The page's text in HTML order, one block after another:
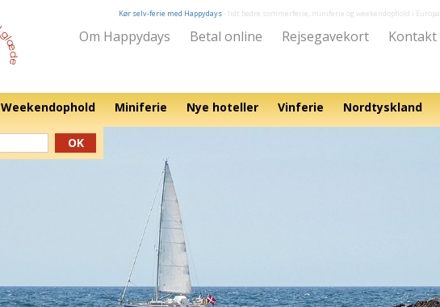
Kør selv-ferie med Happydays - lidt bedre sommerferie, miniferie og weekendophold i Europa
Om Happydays Betal online Rejsegavekort Kontakt
Weekendophold Miniferie Nye hoteller Vinferie Nordtyskland
OK